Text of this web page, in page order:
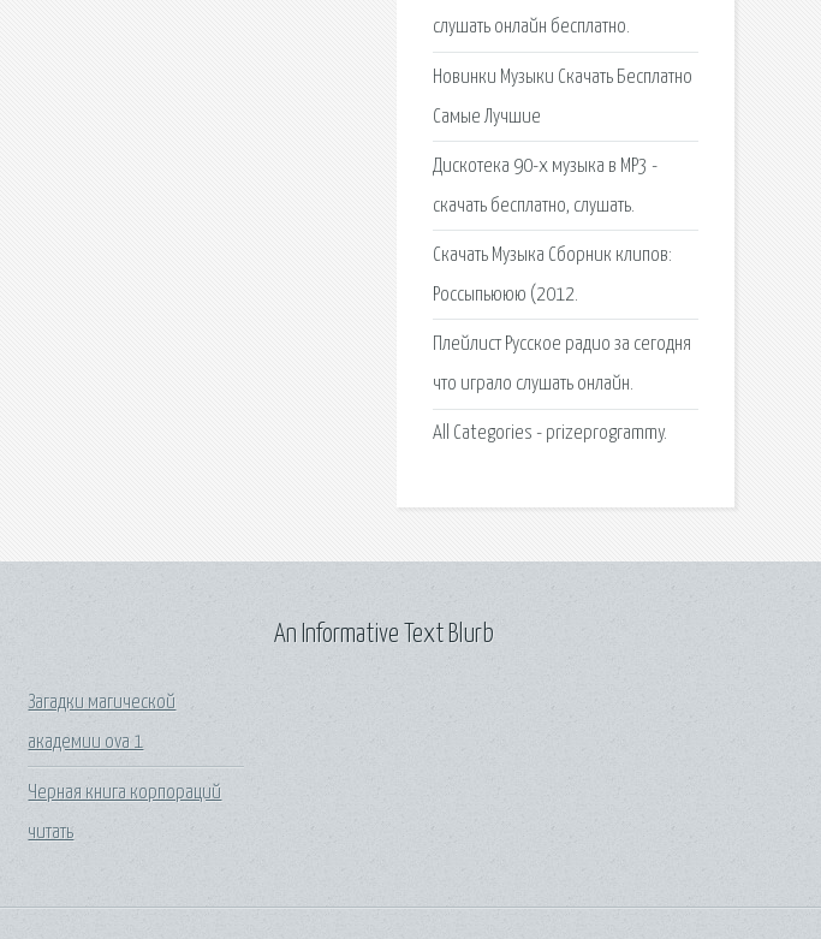
слушать онлайн бесплатно.
Новинки Музыки Скачать Бесплатно
Самые Лучшие
Дискотека 90-х музыка в MP3 -
скачать бесплатно, слушать.
Скачать Музыка Сборник клипов:
Россыпьююю (2012.
Плейлист Русское радио за сегодня
что играло слушать онлайн.
All Categories - prizeprogrammy.
Загадки магической
академии ova 1
Черная книга корпораций
читать
An Informative Text Blurb